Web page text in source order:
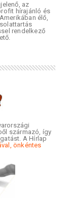
az
hírajánló és
élő,
rendelkező
származó, így
A Hírlap
önkéntes